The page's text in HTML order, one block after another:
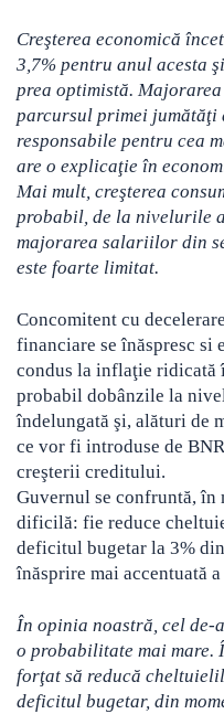
Creşterea economică
3,7% pentru anul acesta
prea optimistă.
parcursul primei jumătăţi
responsabile pentru cea
are o explicaţie în
Mai mult, creşterea
probabil, de la nivelurile
majorarea salariilor din
este foarte limitat.
Concomitent cu
financiare se înăspresc si
condus la inflaţie ridicată
probabil dobânzile la
îndelungată şi, alături de
ce vor fi introduse de
creşterii creditului.
Guvernul se confruntă, în
dificilă: fie reduce
deficitul bugetar la 3%
înăsprire mai accentuată
În opinia noastră, cel de-
o probabilitate mai
forţat să reducă
deficitul bugetar, din